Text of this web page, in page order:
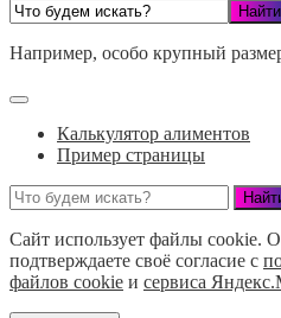
Например, особо крупный
Калькулятор алиментов
Пример страницы
Сайт использует файлы cookie.
подтверждаете своё согласие с
файлов cookie и сервиса